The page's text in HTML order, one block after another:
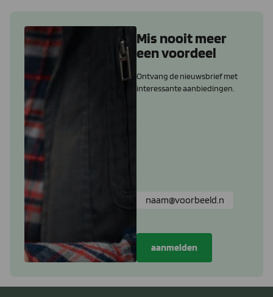
Mis nooit meer
een voordeel
Ontvang de nieuwsbrief met
interessante aanbiedingen.